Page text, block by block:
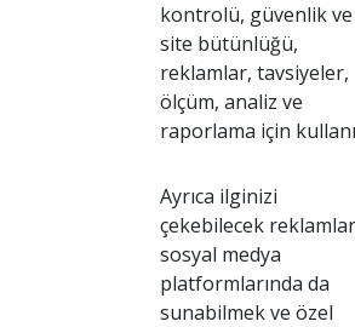
kontrolü, güvenlik ve
site bütünlüğü,
reklamlar, tavsiyeler,
ölçüm, analiz ve
raporlama için
Ayrıca ilginizi
çekebilecek
sosyal medya
platformlarında da
sunabilmek ve özel